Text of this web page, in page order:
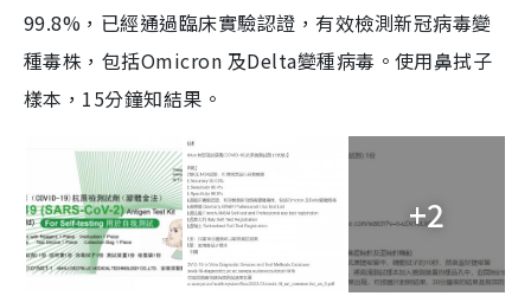
99.8%，已經通過臨床實驗認證，有效檢測新冠病毒變
種毒株，包括Omicron 及Delta變種病毒。使用鼻拭子
樣本，15分鐘知結果。
+2